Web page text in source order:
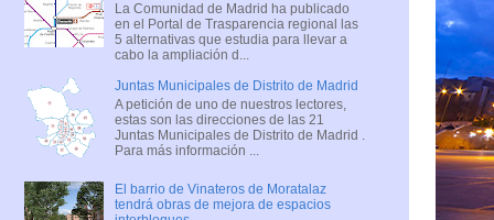
La Comunidad de Madrid ha publicado
en el Portal de Trasparencia regional las
5 alternativas que estudia para llevar a
cabo la ampliación d...
Juntas Municipales de Distrito de Madrid
A petición de uno de nuestros lectores,
estas son las direcciones de las 21
Juntas Municipales de Distrito de Madrid .
Para más información ...
El barrio de Vinateros de Moratalaz
tendrá obras de mejora de espacios